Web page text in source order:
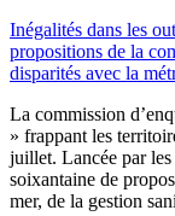
Inégalités dans les
propositions de la
disparités avec la
La commission
» frappant les
juillet. Lancée par
soixantaine de
mer, de la gestion